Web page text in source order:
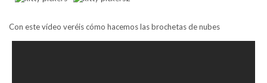
Con este vídeo veréis cómo hacemos las brochetas de nubes